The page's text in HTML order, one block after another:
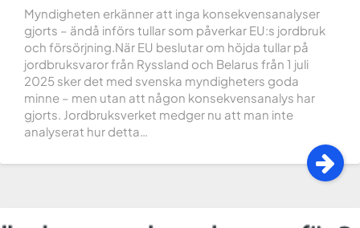
Myndigheten erkänner att inga konsekvensanalyser
gjorts – ändå införs tullar som påverkar EU:s jordbruk
och försörjning.När EU beslutar om höjda tullar på
jordbruksvaror från Ryssland och Belarus från 1 juli
2025 sker det med svenska myndigheters goda
minne – men utan att någon konsekvensanalys har
gjorts. Jordbruksverket medger nu att man inte
analyserat hur detta…